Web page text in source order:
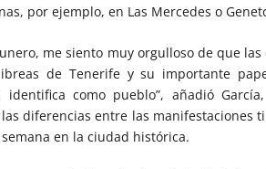
por ejemplo, en Las Mercedes o
me siento muy orgulloso de que
de Tenerife y su importante
identifica como pueblo”, añadió
diferencias entre las manifestaciones
en la ciudad histórica.